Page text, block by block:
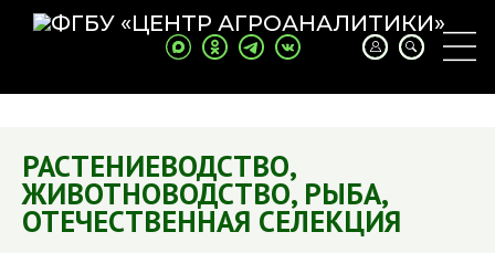
РАСТЕНИЕВОДСТВО,
ЖИВОТНОВОДСТВО, РЫБА,
ОТЕЧЕСТВЕННАЯ СЕЛЕКЦИЯ